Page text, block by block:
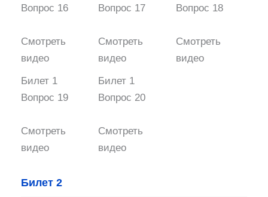
Вопрос 16
Смотреть
видео
Вопрос 17
Смотреть
видео
Вопрос 18
Смотреть
видео
Билет 1
Вопрос 19
Смотреть
видео
Билет 1
Вопрос 20
Смотреть
видео
Билет 2